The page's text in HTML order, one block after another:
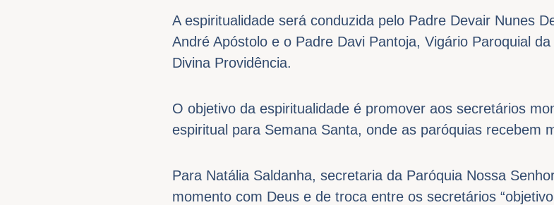
A espiritualidade será conduzida pelo Padre Devair Nunes
André Apóstolo e o Padre Davi Pantoja, Vigário Paroquial
Divina Providência.
O objetivo da espiritualidade é promover aos secretários
espiritual para Semana Santa, onde as paróquias recebem
Para Natália Saldanha, secretaria da Paróquia Nossa
momento com Deus e de troca entre os secretários